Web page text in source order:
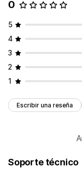
0
5
4
3
2
1
Escribir una reseña
Soporte técnico